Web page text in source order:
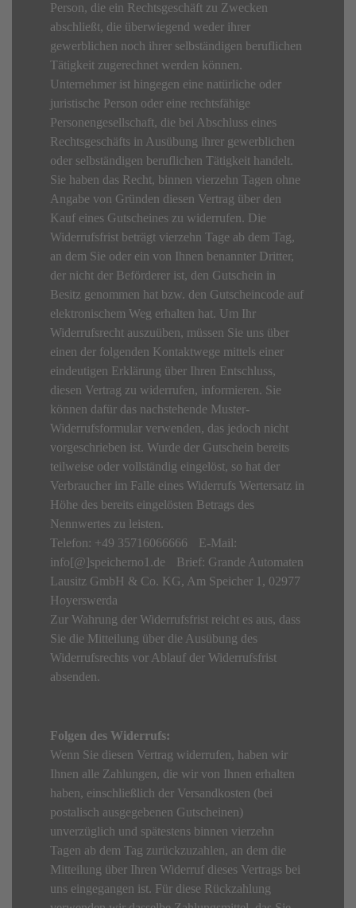
Person, die ein Rechtsgeschäft zu Zwecken
abschließt, die überwiegend weder ihrer
gewerblichen noch ihrer selbständigen beruflichen
Tätigkeit zugerechnet werden können.
Unternehmer ist hingegen eine natürliche oder
juristische Person oder eine rechtsfähige
Personengesellschaft, die bei Abschluss eines
Rechtsgeschäfts in Ausübung ihrer gewerblichen
oder selbständigen beruflichen Tätigkeit handelt.
Sie haben das Recht, binnen vierzehn Tagen ohne
Angabe von Gründen diesen Vertrag über den
Kauf eines Gutscheines zu widerrufen. Die
Widerrufsfrist beträgt vierzehn Tage ab dem Tag,
an dem Sie oder ein von Ihnen benannter Dritter,
der nicht der Beförderer ist, den Gutschein in
Besitz genommen hat bzw. den Gutscheincode auf
elektronischem Weg erhalten hat. Um Ihr
Widerrufsrecht auszuüben, müssen Sie uns über
einen der folgenden Kontaktwege mittels einer
eindeutigen Erklärung über Ihren Entschluss,
diesen Vertrag zu widerrufen, informieren. Sie
können dafür das nachstehende Muster-
Widerrufsformular verwenden, das jedoch nicht
vorgeschrieben ist. Wurde der Gutschein bereits
teilweise oder vollständig eingelöst, so hat der
Verbraucher im Falle eines Widerrufs Wertersatz in
Höhe des bereits eingelösten Betrags des
Nennwertes zu leisten.
Telefon: +49 35716066666 E-Mail:
info[@]speicherno1.de Brief: Grande Automaten
Lausitz GmbH & Co. KG, Am Speicher 1, 02977
Hoyerswerda
Zur Wahrung der Widerrufsfrist reicht es aus, dass
Sie die Mitteilung über die Ausübung des
Widerrufsrechts vor Ablauf der Widerrufsfrist
absenden.
Folgen des Widerrufs:
Wenn Sie diesen Vertrag widerrufen, haben wir
Ihnen alle Zahlungen, die wir von Ihnen erhalten
haben, einschließlich der Versandkosten (bei
postalisch ausgegebenen Gutscheinen)
unverzüglich und spätestens binnen vierzehn
Tagen ab dem Tag zurückzuzahlen, an dem die
Mitteilung über Ihren Widerruf dieses Vertrags bei
uns eingegangen ist. Für diese Rückzahlung